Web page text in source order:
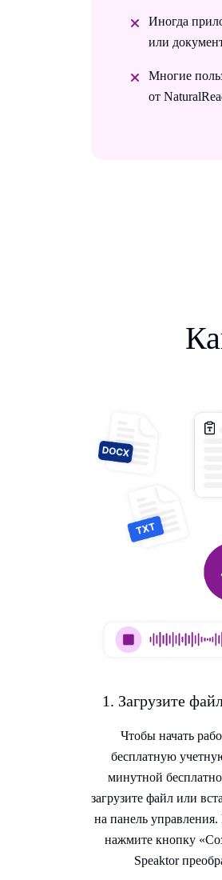
Иногда
или
Многие
от
1. Загрузите
Чтобы начать
бесплатную
минутной
загрузите файл или
на панель управления.
нажмите кнопку
Speaktor